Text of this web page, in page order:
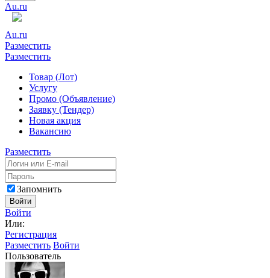
Au.ru
Au.ru
Разместить
Разместить
Товар (Лот)
Услугу
Промо (Объявление)
Заявку (Тендер)
Новая акция
Вакансию
Разместить
Запомнить
Войти
Войти
Или:
Регистрация
Разместить Войти
Пользователь